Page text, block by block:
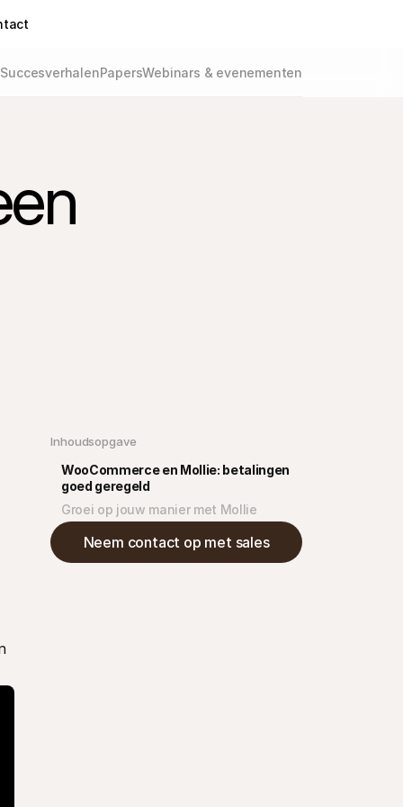
SuccesverhalenPapersWebinars & evenementen
Inhoudsopgave
WooCommerce en Mollie: betalingen
goed geregeld
Groei op jouw manier met Mollie
Neem contact op met sales